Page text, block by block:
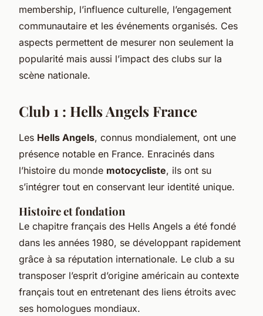
membership, l’influence culturelle, l’engagement
communautaire et les événements organisés. Ces
aspects permettent de mesurer non seulement la
popularité mais aussi l’impact des clubs sur la
scène nationale.
Club 1 : Hells Angels France
Les Hells Angels, connus mondialement, ont une
présence notable en France. Enracinés dans
l’histoire du monde motocycliste, ils ont su
s’intégrer tout en conservant leur identité unique.
Histoire et fondation
Le chapitre français des Hells Angels a été fondé
dans les années 1980, se développant rapidement
grâce à sa réputation internationale. Le club a su
transposer l’esprit d’origine américain au contexte
français tout en entretenant des liens étroits avec
ses homologues mondiaux.